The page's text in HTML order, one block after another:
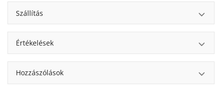
Szállítás
Értékelések
Hozzászólások